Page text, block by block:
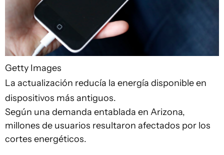
Getty Images
La actualización reducía la energía disponible en
dispositivos más antiguos.
Según una demanda entablada en Arizona,
millones de usuarios resultaron afectados por los
cortes energéticos.